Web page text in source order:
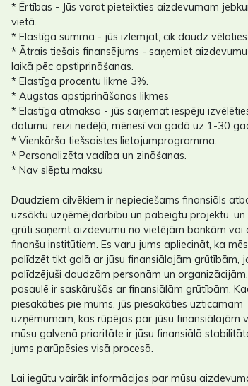
* Ērtības - Jūs varat pieteikties aizdevumam
vietā.
* Elastīga summa - jūs izlemjat, cik daudz
* Ātrais tiešais finansējums - saņemiet
laikā pēc apstiprināšanas.
* Elastīga procentu likme 3%.
* Augstas apstiprināšanas likmes
* Elastīga atmaksa - jūs saņemat iespēju
datumu, reizi nedēļā, mēnesī vai gadā uz 1-30
* Vienkārša tiešsaistes lietojumprogramma.
* Personalizēta vadība un zināšanas.
* Nav slēptu maksu
Daudziem cilvēkiem ir nepieciešams finansiāls
uzsāktu uzņēmējdarbību un pabeigtu projektu, un
grūti saņemt aizdevumu no vietējām bankām vai
finanšu institūtiem. Es varu jums apliecināt, ka
palīdzēt tikt galā ar jūsu finansiālajām grūtībām,
palīdzējuši daudzām personām un
pasaulē ir saskārušās ar finansiālām grūtībām.
piesakāties pie mums, jūs piesakāties uzticamam
uzņēmumam, kas rūpējas par jūsu finansiālajām
mūsu galvenā prioritāte ir jūsu finansiālā
jums parūpēsies visā procesā.
Lai iegūtu vairāk informācijas par mūsu